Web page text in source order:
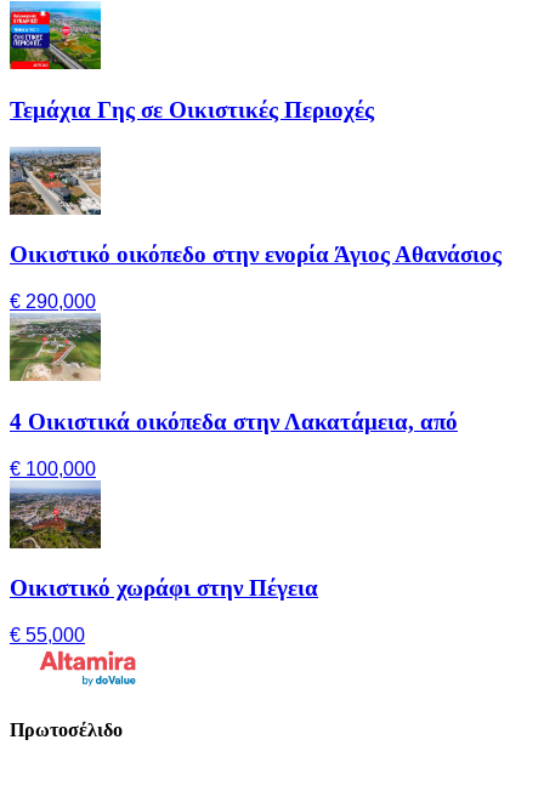
Τεμάχια Γης σε Οικιστικές Περιοχές
Οικιστικό οικόπεδο στην ενορία Άγιος Αθανάσιος
€ 290,000
4 Οικιστικά οικόπεδα στην Λακατάμεια, από
€ 100,000
Οικιστικό χωράφι στην Πέγεια
€ 55,000
Πρωτοσέλιδο